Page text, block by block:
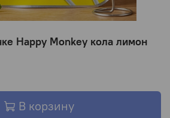
Happy Monkey кола лимон
В корзину